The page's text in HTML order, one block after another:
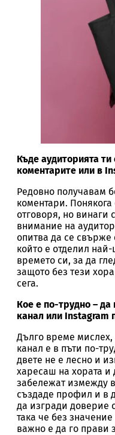
Къде аудиторията
коментарите или в
Редовно получавам
коментари. Понякога
отговоря, но
внимание на
опитва да се
който е отделил
времето си, за да
защото без тези
сега.
Кое е по-трудно –
канал или Instagram
Дълго време
канал е в пъти по-
двете не е лесно и
харесаш на хората и
забележат измежду
създаде профил и в
да изгради доверие
така че без
важно е да го прави